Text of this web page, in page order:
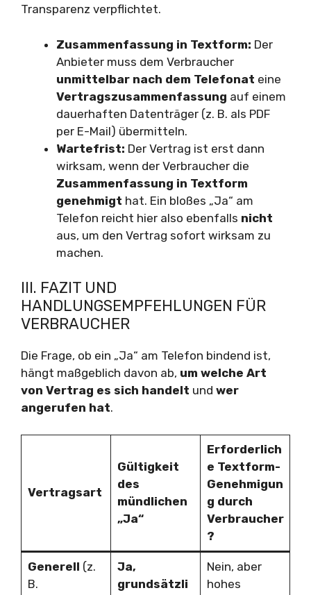
Transparenz verpflichtet.
Zusammenfassung in Textform: Der
Anbieter muss dem Verbraucher
unmittelbar nach dem Telefonat eine
Vertragszusammenfassung auf einem
dauerhaften Datenträger (z. B. als PDF
per E-Mail) übermitteln.
Wartefrist: Der Vertrag ist erst dann
wirksam, wenn der Verbraucher die
Zusammenfassung in Textform
genehmigt hat. Ein bloßes „Ja“ am
Telefon reicht hier also ebenfalls nicht
aus, um den Vertrag sofort wirksam zu
machen.
III. FAZIT UND
HANDLUNGSEMPFEHLUNGEN FÜR
VERBRAUCHER
Die Frage, ob ein „Ja“ am Telefon bindend ist,
hängt maßgeblich davon ab, um welche Art
von Vertrag es sich handelt und wer
angerufen hat.
Vertragsart
Gültigkeit
des
mündlichen
„Ja“
Erforderlich
e Textform-
Genehmigun
g durch
Verbraucher
?
Generell (z.
B.
Ja,
grundsätzli
Nein, aber
hohes